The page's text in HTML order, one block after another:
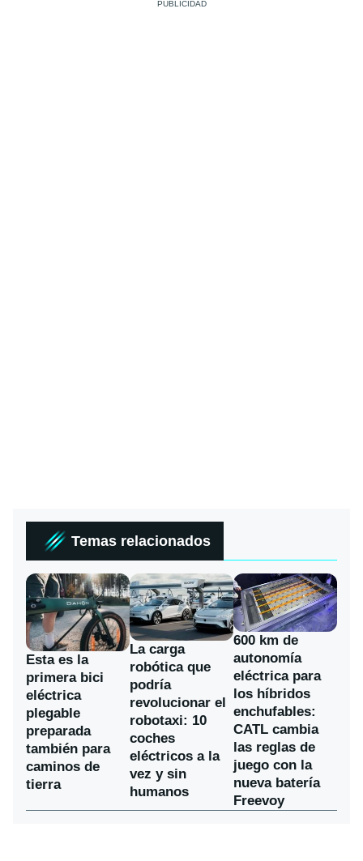
Temas relacionados
Esta es la
primera bici
eléctrica
plegable
preparada
también para
caminos de
tierra
La carga
robótica que
podría
revolucionar el
robotaxi: 10
coches
eléctricos a la
vez y sin
humanos
600 km de
autonomía
eléctrica para
los híbridos
enchufables:
CATL cambia
las reglas de
juego con la
nueva batería
Freevoy